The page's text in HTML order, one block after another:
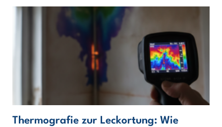
Thermografie zur Leckortung: Wie